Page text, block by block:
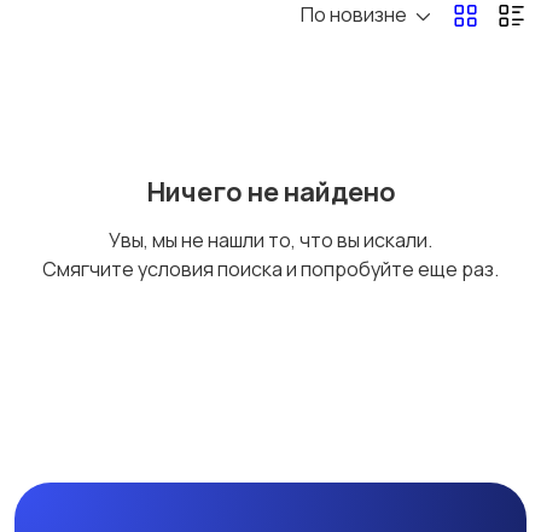
Добыча сырья,
По новизне
Ничего не найдено
Увы, мы не нашли то, что вы искали.
Смягчите условия поиска и попробуйте еще раз.